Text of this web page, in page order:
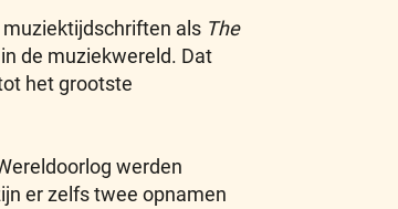
als The
de muziekwereld. Dat
het grootste
werden
er zelfs twee opnamen